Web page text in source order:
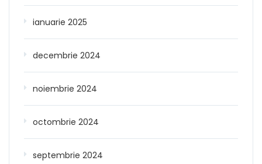
ianuarie 2025
decembrie 2024
noiembrie 2024
octombrie 2024
septembrie 2024